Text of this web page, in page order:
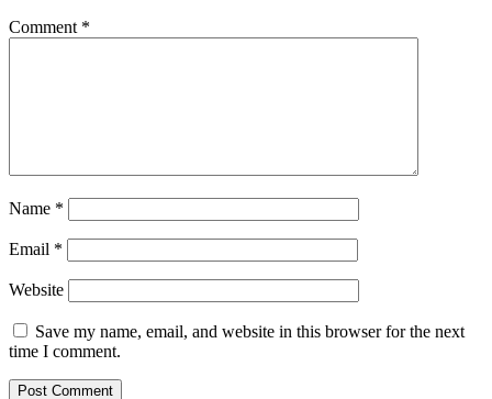
Comment *
Name *
Email *
Website
Save my name, email, and website in this browser for the next
time I comment.